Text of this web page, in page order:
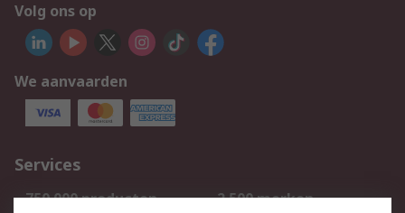
Volg ons op
We aanvaarden
Services
750.000 producten
2.500 merken